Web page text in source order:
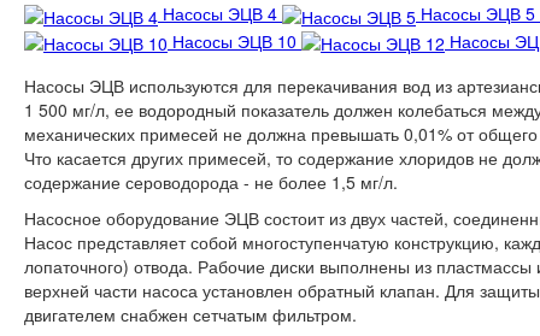
Насосы ЭЦВ 4
Насосы ЭЦВ 5
Насосы ЭЦВ 10
Насосы
Насосы ЭЦВ используются для перекачивания вод из
1 500 мг/л, ее водородный показатель должен колебаться
механических примесей не должна превышать 0,01% от
Что касается других примесей, то содержание хлоридов не
содержание сероводорода - не более 1,5 мг/л.
Насосное оборудование ЭЦВ состоит из двух частей,
Насос представляет собой многоступенчатую конструкцию,
лопаточного) отвода. Рабочие диски выполнены из
верхней части насоса установлен обратный клапан. Для
двигателем снабжен сетчатым фильтром.